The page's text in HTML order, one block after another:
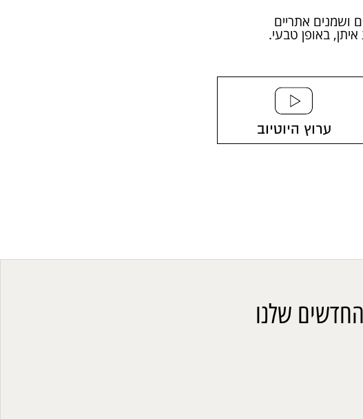
ושמנים אתריים
באופן טבעי.
ערוץ היוטיוב
שלנו